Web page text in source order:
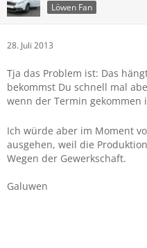
Löwen Fan
28. Juli 2013
Tja das Problem ist: Das
bekommst Du schnell mal
wenn der Termin gekommen
Ich würde aber im Moment
ausgehen, weil die
Wegen der Gewerkschaft.
Galuwen